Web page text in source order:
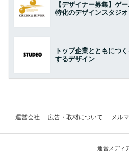
【デザイナー募集】ゲ
特化のデザインスタジオ
トップ企業とともにつ
するデザイン
運営会社 広告・取材について メル
運営メディ